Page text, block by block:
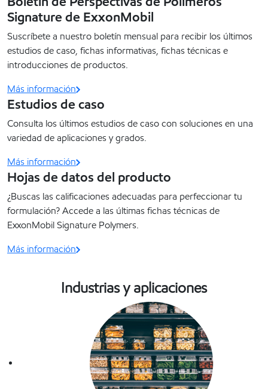
Signature de ExxonMobil
Suscríbete a nuestro boletín mensual para recibir los últimos
estudios de caso, fichas informativas, fichas técnicas e
introducciones de productos.
Más información
Estudios de caso
Consulta los últimos estudios de caso con soluciones en una
variedad de aplicaciones y grados.
Más información
Hojas de datos del producto
¿Buscas las calificaciones adecuadas para perfeccionar tu
formulación? Accede a las últimas fichas técnicas de
ExxonMobil Signature Polymers.
Más información
Industrias y aplicaciones